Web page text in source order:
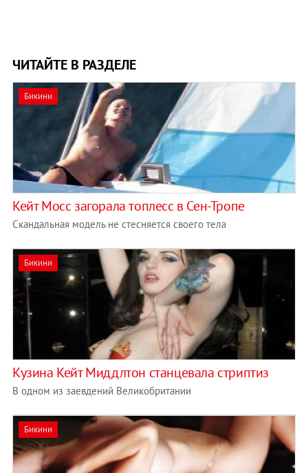
ЧИТАЙТЕ В РАЗДЕЛЕ
Бикини
Кейт Мосс загорала топлесс в Сен-Тропе
Скандальная модель не стесняется своего тела
Бикини
Кузина Кейт Миддлтон станцевала стриптиз
В одном из заевдений Великобритании
Бикини